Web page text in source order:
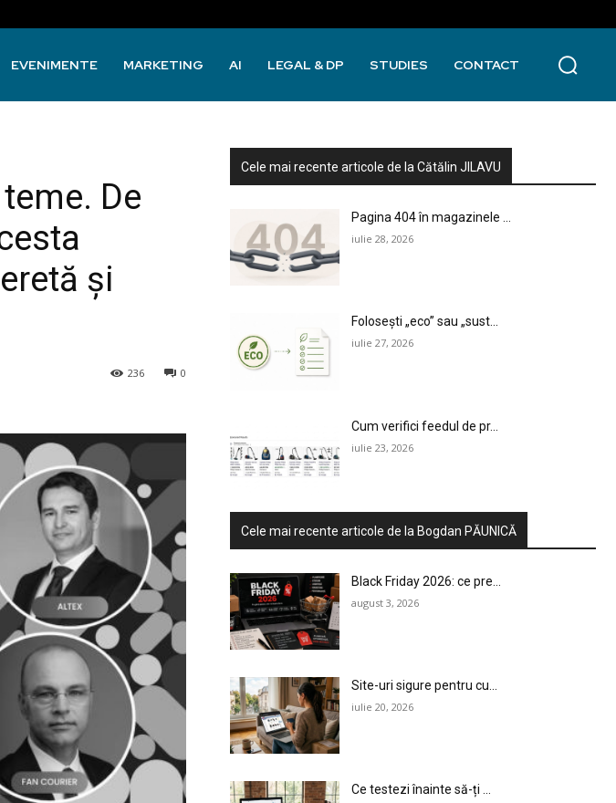
EVENIMENTE MARKETING AI LEGAL & DP STUDIES CONTACT
De
și
0
236
Cele mai recente articole de la Cătălin JILAVU
Pagina 404 în magazinele ...
iulie 28, 2026
Folosești „eco” sau „sust...
iulie 27, 2026
Cum verifici feedul de pr...
iulie 23, 2026
Cele mai recente articole de la Bogdan PĂUNICĂ
Black Friday 2026: ce pre...
august 3, 2026
Site-uri sigure pentru cu...
iulie 20, 2026
Ce testezi înainte să-ți ...